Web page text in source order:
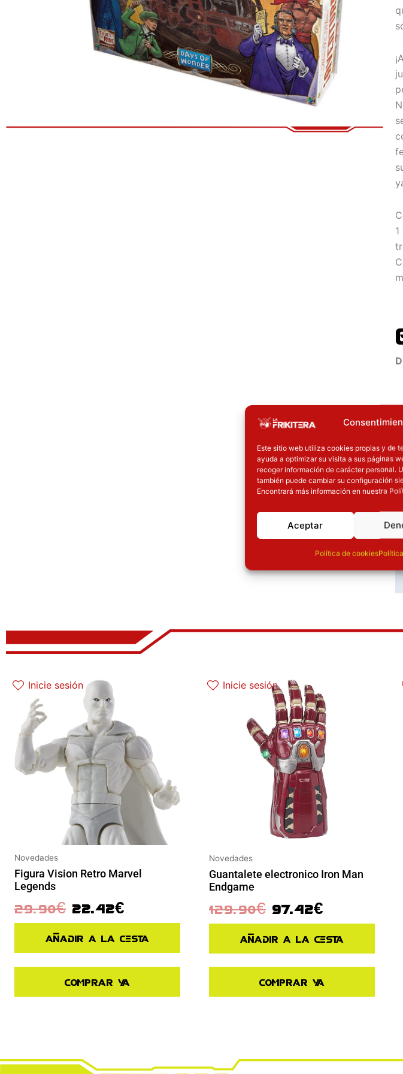
Este sitio web utiliza cookies propias y de
ayuda a optimizar su visita a sus páginas
recoger información de carácter personal.
también puede cambiar su configuración
Encontrará más información en nuestra
Aceptar
Política de cookies
Al
Inicie sesión
Novedades
Figura Vision Retro Marvel
Legends
29.90€ 22.42€
Añadir a la cesta
Comprar ya
Inicie sesión
Novedades
Guantalete electronico Iron Man
Endgame
129.90€ 97.42€
Añadir a la cesta
Comprar ya